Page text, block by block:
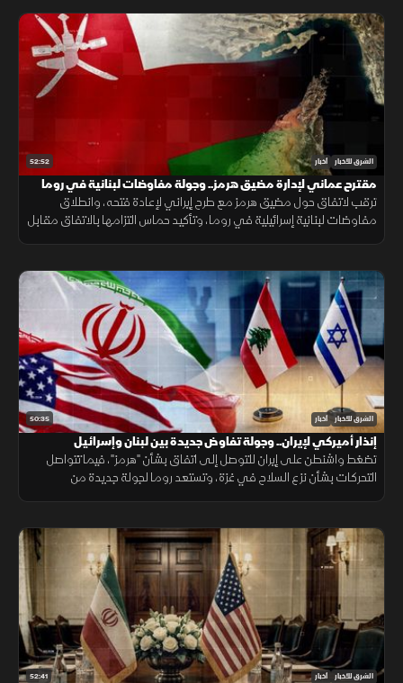
52:52 الشرق للأخبار أخبار
مقترح عماني لإدارة مضيق هرمز.. وجولة مفاوضات لبنانية في روما
ترقب لاتفاق حول مضيق هرمز مع طرح إيراني لإعادة فتحه، وانطلاق
مفاوضات لبنانية إسرائيلية في روما، وتأكيد حماس التزامها بالاتفاق مقابل
50:35 الشرق للأخبار أخبار
إنذار أميركي لإيران.. وجولة تفاوض جديدة بين لبنان وإسرائيل
تضغط واشنطن على إيران للتوصل إلى اتفاق بشأن "هرمز"، فيما تتواصل
التحركات بشأن نزع السلاح في غزة، وتستعد روما لجولة جديدة من
52:41 الشرق للأخبار أخبار